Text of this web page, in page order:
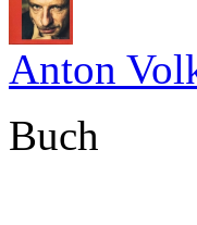
Anton
Buch